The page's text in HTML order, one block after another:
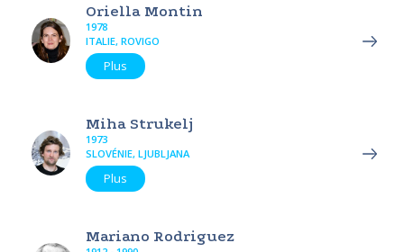
Oriella Montin
1978
ITALIE, ROVIGO
Plus
Miha Strukelj
1973
SLOVÉNIE, LJUBLJANA
Plus
Mariano Rodriguez